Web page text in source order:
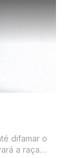
difamar o
a raça